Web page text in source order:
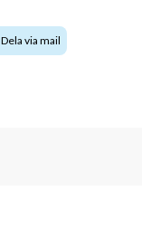
Dela via mail